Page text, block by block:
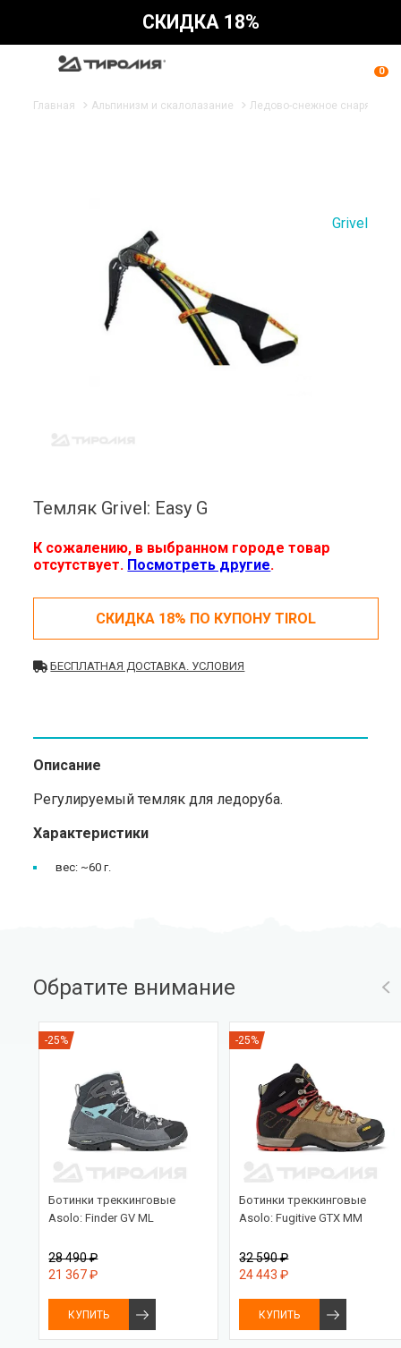
СКИДКА 18%
0
Главная Альпинизм и скалолазание Ледово-снежное
Grivel
Темляк Grivel: Easy G
К сожалению, в выбранном городе товар
отсутствует. Посмотреть другие.
СКИДКА 18% ПО КУПОНУ TIROL
БЕСПЛАТНАЯ ДОСТАВКА. УСЛОВИЯ
Описание
Регулируемый темляк для ледоруба.
Характеристики
вес: ~60 г.
Обратите внимание
-25%
Ботинки треккинговые
Asolo: Finder GV ML
28 490 ₽
21 367 ₽
КУПИТЬ
-25%
Ботинки треккинговые
Asolo: Fugitive GTX MM
32 590 ₽
24 443 ₽
КУПИТЬ